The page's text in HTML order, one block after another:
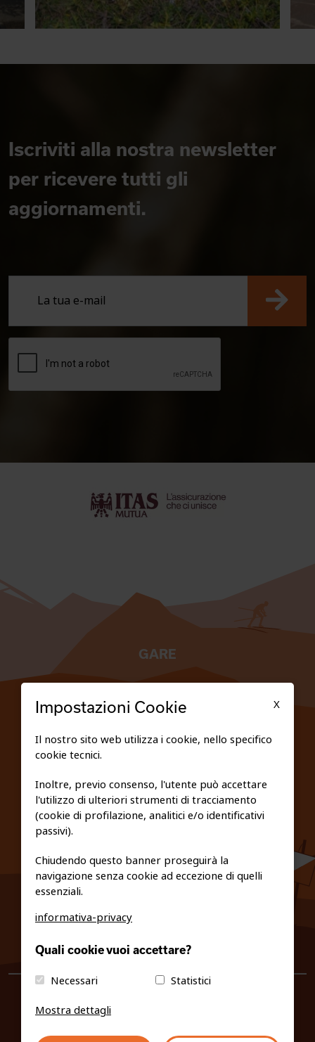
Iscriviti alla nostra newsletter
per ricevere tutti gli
aggiornamenti.
GARE
PRIVACY E COOKIE POLICY
info@fiso.it|fiso@pec-mail.eu
X
Impostazioni Cookie
Il nostro sito web utilizza i cookie, nello specifico
cookie tecnici.
Inoltre, previo consenso, l'utente può accettare
l'utilizzo di ulteriori strumenti di tracciamento
(cookie di profilazione, analitici e/o identificativi
passivi).
Chiudendo questo banner proseguirà la
navigazione senza cookie ad eccezione di quelli
essenziali.
informativa-privacy
Quali cookie vuoi accettare?
Necessari
Statistici
Mostra dettagli